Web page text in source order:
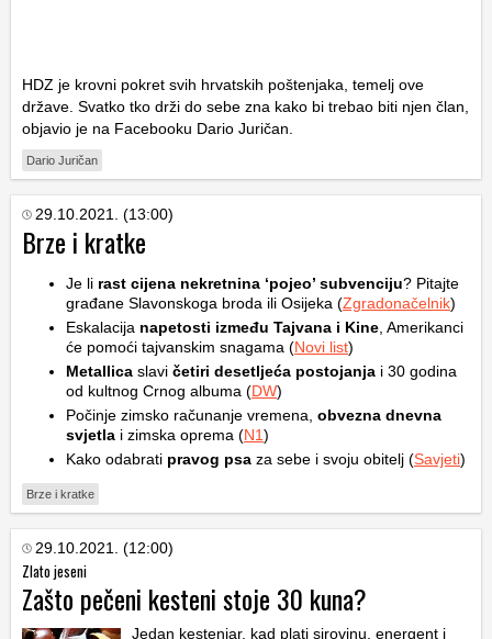
HDZ je krovni pokret svih hrvatskih poštenjaka, temelj ove
države. Svatko tko drži do sebe zna kako bi trebao biti njen član,
objavio je na Facebooku Dario Juričan.
Dario Juričan
29.10.2021. (13:00)
Brze i kratke
Je li rast cijena nekretnina ‘pojeo’ subvenciju? Pitajte
građane Slavonskoga broda ili Osijeka (Zgradonačelnik)
Eskalacija napetosti između Tajvana i Kine, Amerikanci
će pomoći tajvanskim snagama (Novi list)
Metallica slavi četiri desetljeća postojanja i 30 godina
od kultnog Crnog albuma (DW)
Počinje zimsko računanje vremena, obvezna dnevna
svjetla i zimska oprema (N1)
Kako odabrati pravog psa za sebe i svoju obitelj (Savjeti)
Brze i kratke
29.10.2021. (12:00)
Zlato jeseni
Zašto pečeni kesteni stoje 30 kuna?
Jedan kestenjar, kad plati sirovinu, energent i